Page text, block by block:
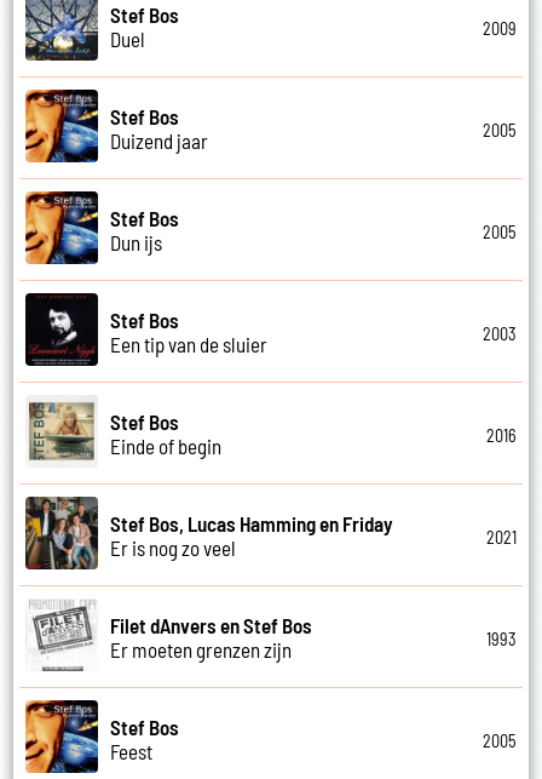
Stef Bos
Duel
2009
Stef Bos
Duizend jaar
2005
Stef Bos
Dun ijs
2005
Stef Bos
Een tip van de sluier
2003
Stef Bos
Einde of begin
2016
Stef Bos, Lucas Hamming en Friday
Er is nog zo veel
2021
Filet dAnvers en Stef Bos
Er moeten grenzen zijn
1993
Stef Bos
Feest
2005